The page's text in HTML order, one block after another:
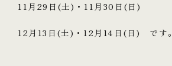
11月29日(土)・11月30日(日)
12月13日(土)・12月14日(日) です。